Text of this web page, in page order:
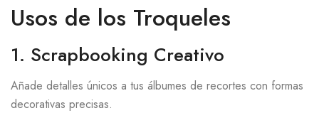
Usos de los Troqueles
1. Scrapbooking Creativo
Añade detalles únicos a tus álbumes de recortes con formas
decorativas precisas.